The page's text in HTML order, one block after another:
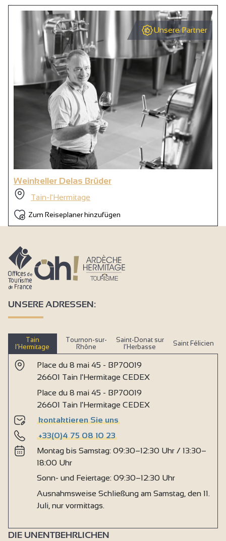
Unsere Partner
Weinkeller Delas Brüder
Tain-l'Hermitage
Zum Reiseplaner hinzufügen
UNSERE ADRESSEN:
Tain
l’Hermitage
Tournon-sur-
Rhône
Saint-Donat sur
l’Herbasse
Saint Félicien
Place du 8 mai 45 - BP70019
26601 Tain l'Hermitage CEDEX
Place du 8 mai 45 - BP70019
26601 Tain l'Hermitage CEDEX
kontaktieren Sie uns
+33(0)4 75 08 10 23
Montag bis Samstag: 09:30–12:30 Uhr / 13:30–
18:00 Uhr
Sonn- und Feiertage: 09:30–12:30 Uhr
Ausnahmsweise Schließung am Samstag, den 11.
Juli, nur vormittags.
DIE UNENTBEHRLICHEN